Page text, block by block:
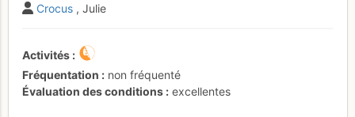
Crocus , Julie
Activités
Fréquentation
non fréquenté
Évaluation des conditions
excellentes